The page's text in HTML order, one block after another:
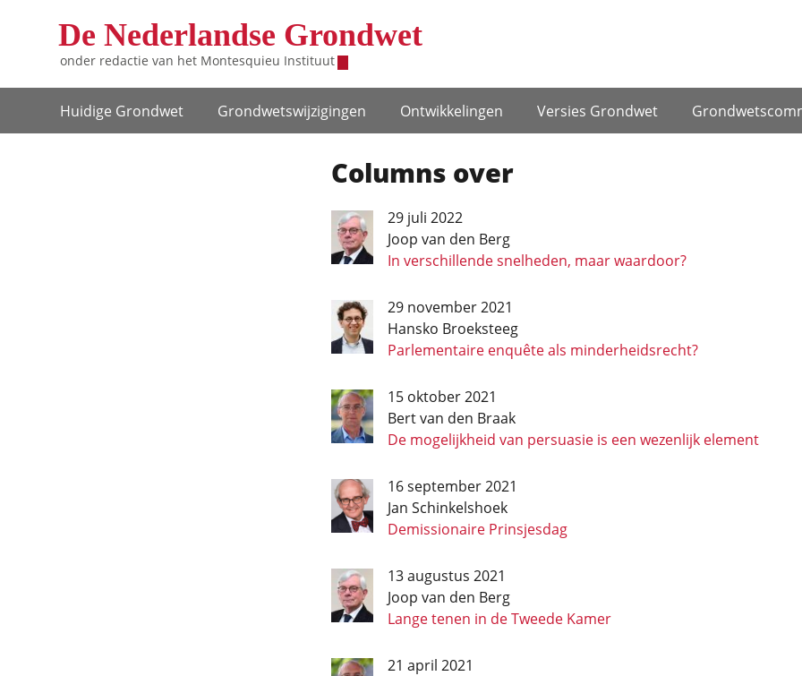
De Nederlandse Grondwet
onder redactie van het Montesquieu Instituut
Hoofdnavigatie
Huidige Grondwet Grondwets­wijzigingen Ontwikke­lingen Versies Grondwet
Columns over
29 juli 2022
Joop van den Berg
In verschillende snelheden, maar waardoor?
29 november 2021
Hansko Broeksteeg
Parlementaire enquête als minderheidsrecht?
15 oktober 2021
Bert van den Braak
De mogelijkheid van persuasie is een wezenlijk element
16 september 2021
Jan Schinkelshoek
Demissionaire Prinsjesdag
13 augustus 2021
Joop van den Berg
Lange tenen in de Tweede Kamer
21 april 2021